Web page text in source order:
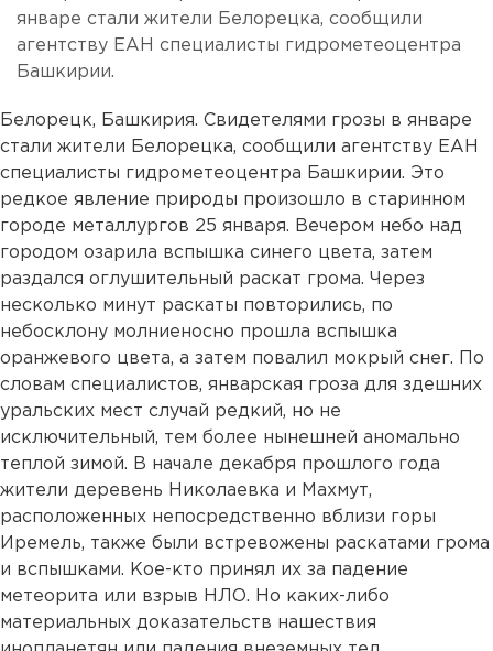
январе стали жители Белорецка, сообщили
агентству ЕАН специалисты гидрометеоцентра
Башкирии.
Белорецк, Башкирия. Свидетелями грозы в январе
стали жители Белорецка, сообщили агентству ЕАН
специалисты гидрометеоцентра Башкирии. Это
редкое явление природы произошло в старинном
городе металлургов 25 января. Вечером небо над
городом озарила вспышка синего цвета, затем
раздался оглушительный раскат грома. Через
несколько минут раскаты повторились, по
небосклону молниеносно прошла вспышка
оранжевого цвета, а затем повалил мокрый снег. По
словам специалистов, январская гроза для здешних
уральских мест случай редкий, но не
исключительный, тем более нынешней аномально
теплой зимой. В начале декабря прошлого года
жители деревень Николаевка и Махмут,
расположенных непосредственно вблизи горы
Иремель, также были встревожены раскатами грома
и вспышками. Кое-кто принял их за падение
метеорита или взрыв НЛО. Но каких-либо
материальных доказательств нашествия